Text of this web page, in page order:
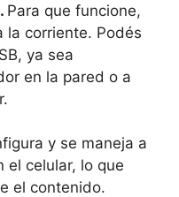
Para que funcione,
la corriente. Podés
ya sea
en la pared o a
y se maneja a
el celular, lo que
el contenido.